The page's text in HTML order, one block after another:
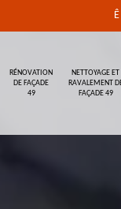
RÉNOVATION
DE FAÇADE
49
NETTOYAGE ET
RAVALEMENT
FAÇADE 49